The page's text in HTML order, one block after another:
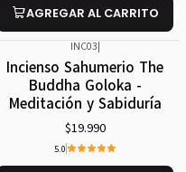
AGREGAR AL CARRITO
INC03
Incienso Sahumerio The
Buddha Goloka -
Meditación y Sabiduría
$19.990
5.0